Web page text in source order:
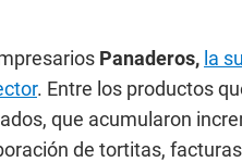
Panaderos, la
. Entre los productos
que acumularon
de tortitas,